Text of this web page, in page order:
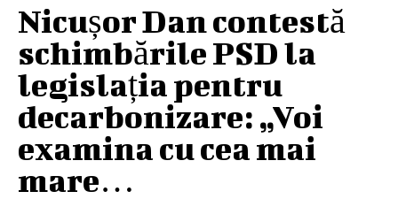
Nicușor Dan contestă
schimbările PSD la
legislația pentru
decarbonizare: „Voi
examina cu cea mai
mare…